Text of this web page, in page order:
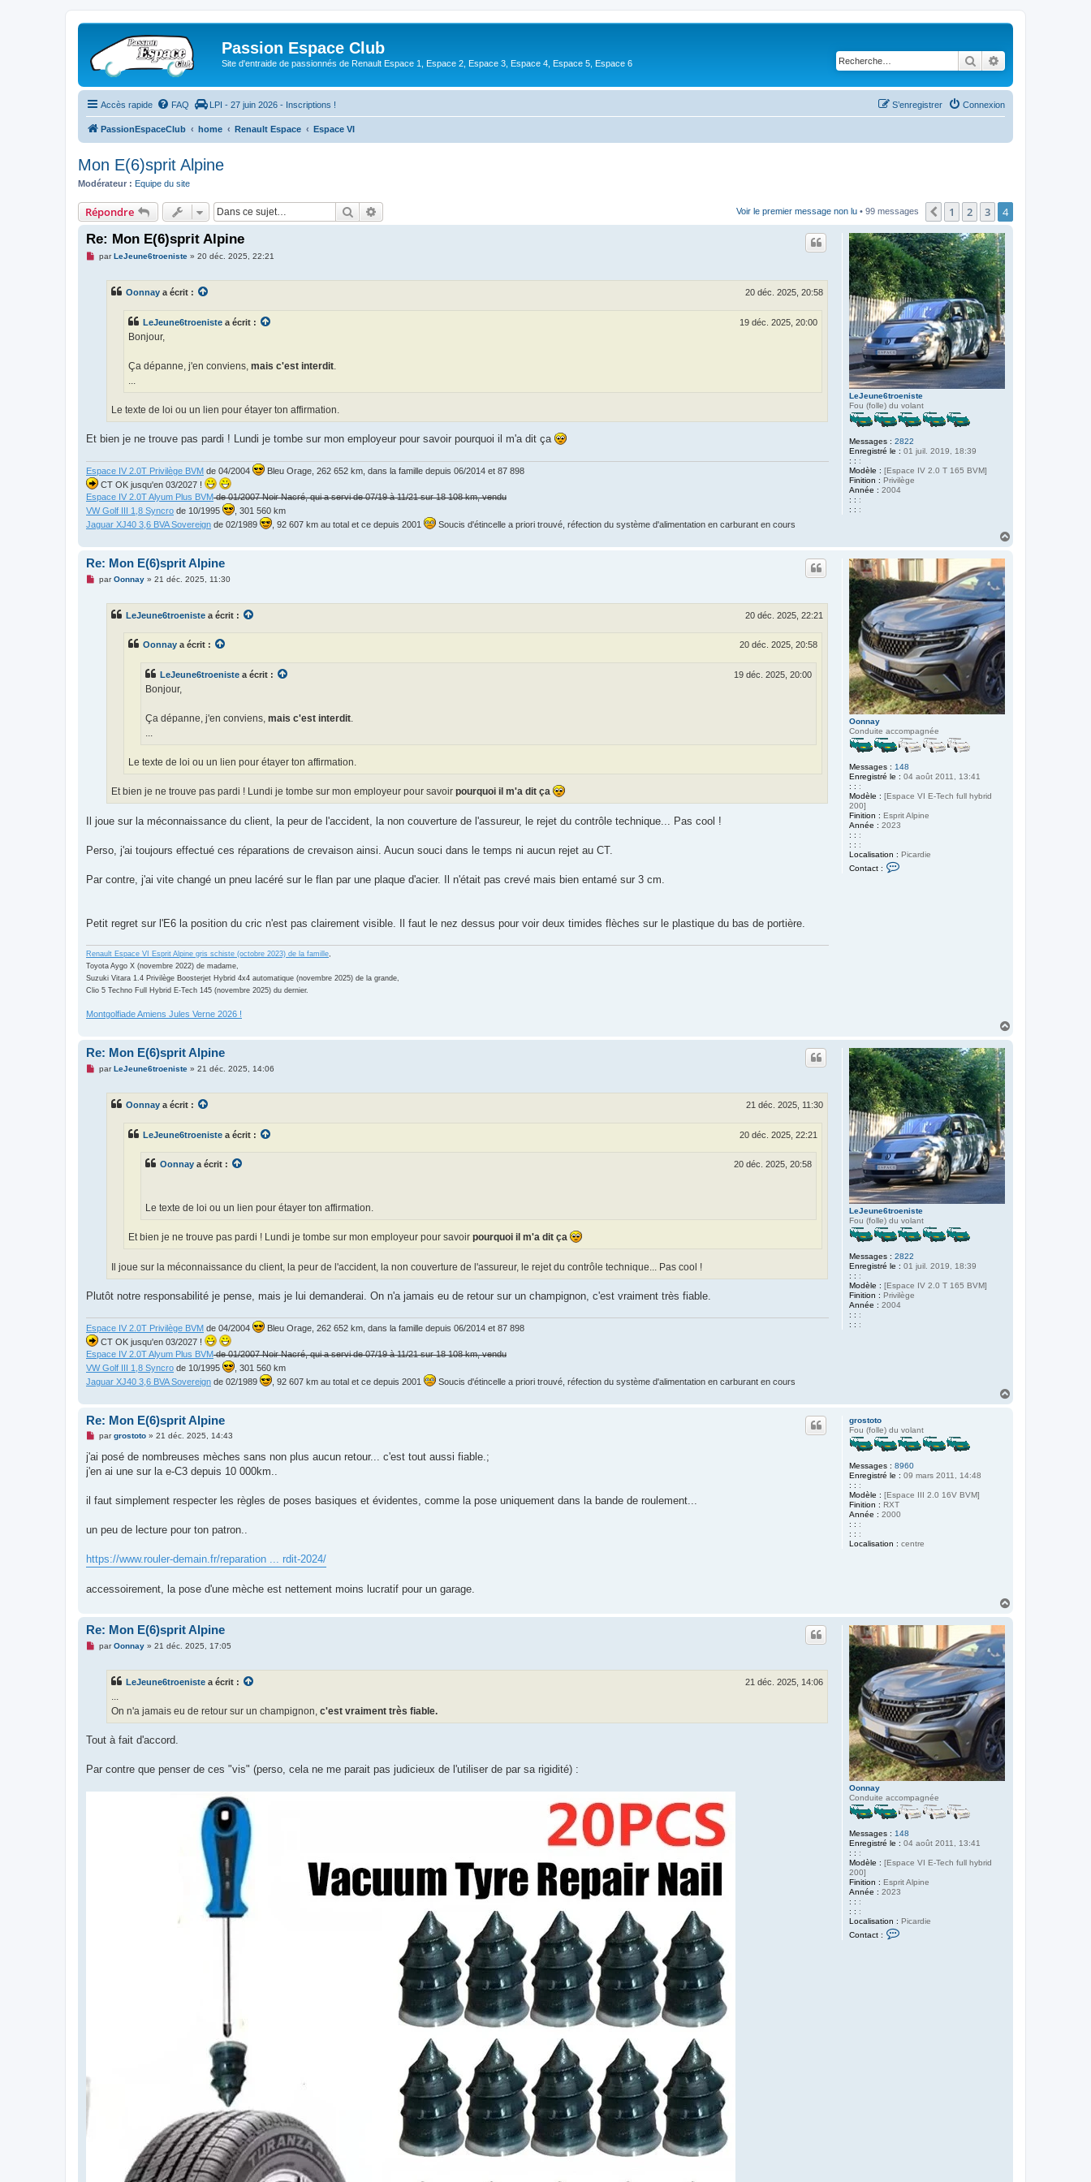
Passion Espace Club
Site d'entraide de passionnés de Renault Espace 1, Espace 2, Espace 3, Espace 4, Espace 5, Espace 6 Rechercher
Accès rapide FAQ LPI - 27 juin 2026 - Inscriptions ! Connexion
S’enregistrer
PassionEspaceClub home Renault Espace Espace VI
Mon E(6)sprit Alpine
Modérateur : Equipe du site
Répondre Rechercher Voir le premier message non lu • 99 messages Précédente
1 2 3 4
LeJeune6troeniste
Fou (folle) du volant
Messages : 2822
Enregistré le : 01 juil. 2019, 18:39
: : :
Modèle : [Espace IV 2.0 T 165 BVM]
Finition : Privilège
Année : 2004
: : :
: : :
Re: Mon E(6)sprit Alpine
MparLeJeune6troeniste» 20 déc. 2025, 22:21
Oonnay a écrit : 20 déc. 2025, 20:58
LeJeune6troeniste a écrit : 19 déc. 2025, 20:00
Bonjour,
Ça dépanne, j'en conviens, mais c'est interdit
Le texte de loi ou un lien pour étayer ton affirmation.
Et bien je ne trouve pas pardi ! Lundi je tombe sur mon employeur pour savoir pourquoi il m'a dit ça
Espace IV 2.0T Privilège BVM de 04/2004
Bleu Orage, 262 652 km, dans la famille depuis 06/2014 et 87 898
CT OK jusqu'en 03/2027 !
Espace IV 2.0T Alyum Plus BVMde 01/2007 Noir Nacré, qui a servi de 07/19 à 11/21 sur 18 108 km, vendu
VW Golf III 1,8 Syncro de 10/1995
, 301 560 km
Jaguar XJ40 3,6 BVA Sovereign de 02/1989 , 92 607 km au total et ce depuis 2001 Soucis d'étincelle a priori trouvé, réfection du système d'alimentation en carburant en cours
Oonnay
Conduite accompagnée
Messages : 148
Enregistré le : 04 août 2011, 13:41
: : :
Modèle : [Espace VI E-Tech full hybrid
200]
Finition : Esprit Alpine
Année : 2023
: : :
: : :
Localisation : Picardie
Contact :
Re: Mon E(6)sprit Alpine
MparOonnay» 21 déc. 2025, 11:30
LeJeune6troeniste a écrit : 20 déc. 2025, 22:21
Oonnay a écrit : 20 déc. 2025, 20:58
LeJeune6troeniste a écrit : 19 déc. 2025, 20:00
Bonjour,
Ça dépanne, j'en conviens, mais c'est interdit
Le texte de loi ou un lien pour étayer ton affirmation.
Et bien je ne trouve pas pardi ! Lundi je tombe sur mon employeur pour savoir pourquoi il m'a dit ça
Il joue sur la méconnaissance du client, la peur de l'accident, la non couverture de l'assureur, le rejet du contrôle technique... Pas cool !
Perso, j'ai toujours effectué ces réparations de crevaison ainsi. Aucun souci dans le temps ni aucun rejet au CT.
Par contre, j'ai vite changé un pneu lacéré sur le flan par une plaque d'acier. Il n'était pas crevé mais bien entamé sur 3 cm.
Petit regret sur l'E6 la position du cric n'est pas clairement visible. Il faut le nez dessus pour voir deux timides flèches sur le plastique du bas de portière.
Renault Espace VI Esprit Alpine gris schiste (octobre 2023) de la famille,
Toyota Aygo X (novembre 2022) de madame,
Suzuki Vitara 1.4 Privilège Boosterjet Hybrid 4x4 automatique (novembre 2025) de la grande,
Clio 5 Techno Full Hybrid E-Tech 145 (novembre 2025) du dernier.
Montgolfiade Amiens Jules Verne 2026 !
LeJeune6troeniste
Fou (folle) du volant
Messages : 2822
Enregistré le : 01 juil. 2019, 18:39
: : :
Modèle : [Espace IV 2.0 T 165 BVM]
Finition : Privilège
Année : 2004
: : :
: : :
Re: Mon E(6)sprit Alpine
MparLeJeune6troeniste» 21 déc. 2025, 14:06
Oonnay a écrit : 21 déc. 2025, 11:30
LeJeune6troeniste a écrit : 20 déc. 2025, 22:21
Oonnay a écrit : 20 déc. 2025, 20:58
Le texte de loi ou un lien pour étayer ton affirmation.
Et bien je ne trouve pas pardi ! Lundi je tombe sur mon employeur pour savoir pourquoi il m'a dit ça
Il joue sur la méconnaissance du client, la peur de l'accident, la non couverture de l'assureur, le rejet du contrôle technique... Pas cool !
Plutôt notre responsabilité je pense, mais je lui demanderai. On n'a jamais eu de retour sur un champignon, c'est vraiment très fiable.
Espace IV 2.0T Privilège BVM de 04/2004
Bleu Orage, 262 652 km, dans la famille depuis 06/2014 et 87 898
CT OK jusqu'en 03/2027 !
Espace IV 2.0T Alyum Plus BVMde 01/2007 Noir Nacré, qui a servi de 07/19 à 11/21 sur 18 108 km, vendu
VW Golf III 1,8 Syncro de 10/1995
, 301 560 km
Jaguar XJ40 3,6 BVA Sovereign de 02/1989 , 92 607 km au total et ce depuis 2001 Soucis d'étincelle a priori trouvé, réfection du système d'alimentation en carburant en cours
grostoto
Fou (folle) du volant
Messages : 8960
Enregistré le : 09 mars 2011, 14:48
: : :
Modèle : [Espace III 2.0 16V BVM]
Finition : RXT
Année : 2000
: : :
: : :
Localisation : centre
Re: Mon E(6)sprit Alpine
M
s
a
n
l
pargrostoto» 21 déc. 2025, 14:43
j'ai posé de nombreuses mèches sans non plus aucun retour... c'est tout aussi fiable.;
j'en ai une sur la e-C3 depuis 10 000km..
il faut simplement respecter les règles de poses basiques et évidentes, comme la pose uniquement dans la bande de roulement...
un peu de lecture pour ton patron..
https://www.rouler-demain.fr/reparation ... rdit-2024/
accessoirement, la pose d'une mèche est nettement moins lucratif pour un garage.
Oonnay
Conduite accompagnée
Messages : 148
Enregistré le : 04 août 2011, 13:41
: : :
Modèle : [Espace VI E-Tech full hybrid
200]
Finition : Esprit Alpine
Année : 2023
: : :
: : :
Localisation : Picardie
Contact :
Re: Mon E(6)sprit Alpine
M
l
parOonnay» 21 déc. 2025, 17:05
LeJeune6troeniste a écrit : 21 déc. 2025, 14:06
...
On n'a jamais eu de retour sur un champignon, c'est vraiment très fiable.
Tout à fait d'accord.
Par contre que penser de ces "vis" (perso, cela ne me parait pas judicieux de l'utiliser de par sa rigidité) :